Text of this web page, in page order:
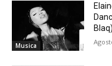
Musica
Blaq)